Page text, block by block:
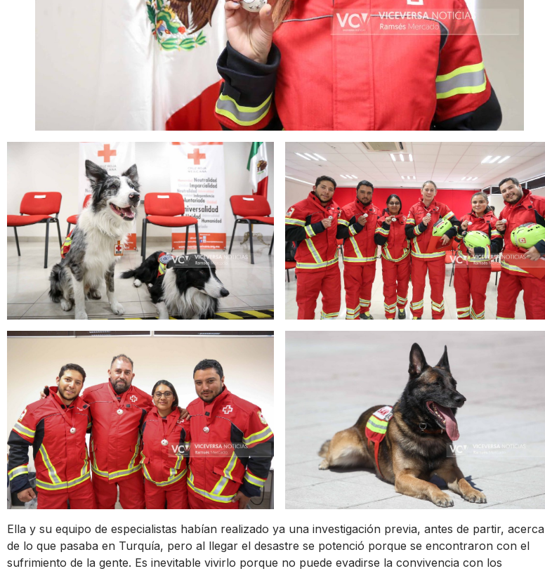
Ella y su equipo de especialistas habían realizado ya una investigación previa, antes de partir, acerca
de lo que pasaba en Turquía, pero al llegar el desastre se potenció porque se encontraron con el
sufrimiento de la gente. Es inevitable vivirlo porque no puede evadirse la convivencia con los